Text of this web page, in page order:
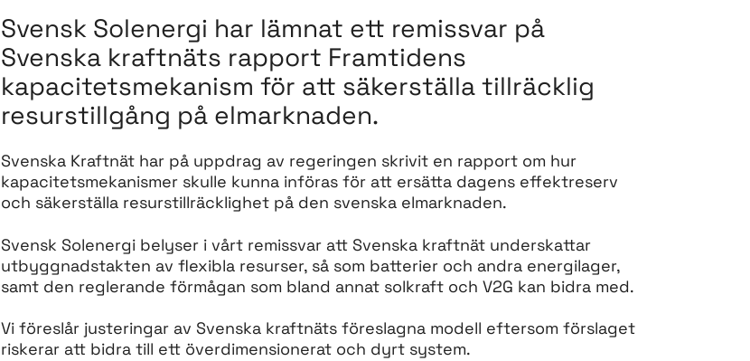
Svensk Solenergi har lämnat ett remissvar på
Svenska kraftnäts rapport Framtidens
kapacitetsmekanism för att säkerställa tillräcklig
resurstillgång på elmarknaden.
Svenska Kraftnät har på uppdrag av regeringen skrivit en rapport om hur
kapacitetsmekanismer skulle kunna införas för att ersätta dagens effektreserv
och säkerställa resurstillräcklighet på den svenska elmarknaden.
Svensk Solenergi belyser i vårt remissvar att Svenska kraftnät underskattar
utbyggnadstakten av flexibla resurser, så som batterier och andra energilager,
samt den reglerande förmågan som bland annat solkraft och V2G kan bidra med.
Vi föreslår justeringar av Svenska kraftnäts föreslagna modell eftersom förslaget
riskerar att bidra till ett överdimensionerat och dyrt system.